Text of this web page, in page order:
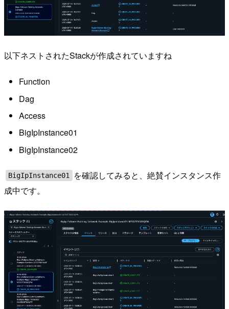
以下ネストされたStackが作成されていますね
Function
Dag
Access
BigIpInstance01
BigIpInstance02
BigIpInstance01
を確認してみると、絶賛インスタンス作
成中です。